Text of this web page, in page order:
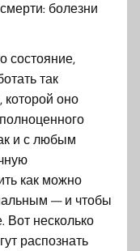
состояние,
так
которой оно
и с любым
как можно
— и чтобы
Вот несколько
распознать